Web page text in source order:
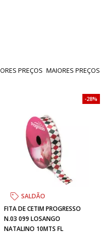
PREÇOS MAIORES PREÇOS
SALDÃO
FITA DE CETIM PROGRESSO
N.03 099 LOSANGO
NATALINO 10MTS FL
28%